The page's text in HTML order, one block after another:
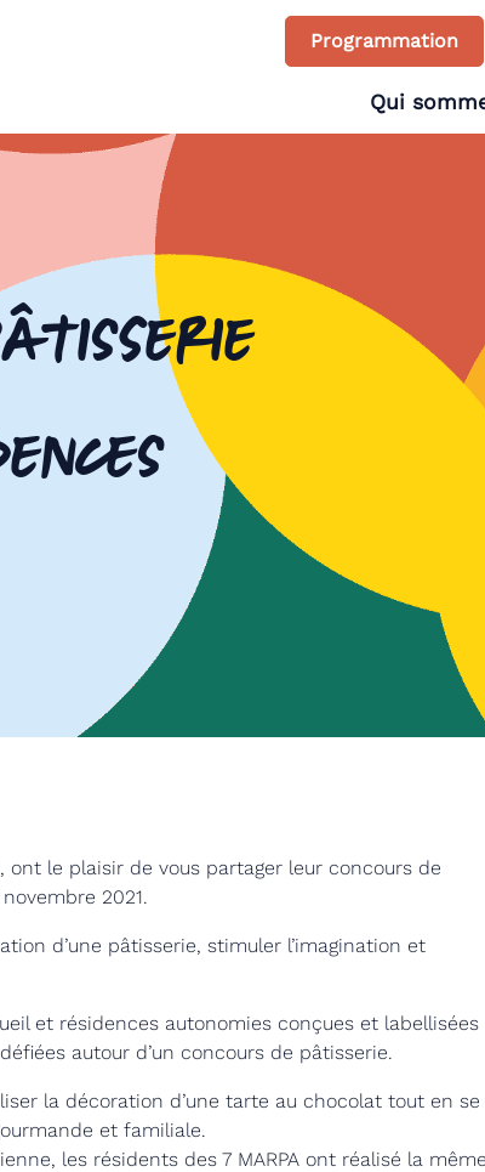
Programmation
Qui
ont le plaisir de vous partager leur concours de
2021.
d’une pâtisserie, stimuler l’imagination et
et résidences autonomies conçues et labellisées
autour d’un concours de pâtisserie.
la décoration d’une tarte au chocolat tout en se
et familiale.
les résidents des 7 MARPA ont réalisé la même